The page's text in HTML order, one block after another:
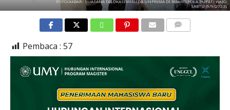
FOTO/AKBAR : SUASANA DILOKASI WISUDA UNPRIMA DI RUANG POLA BUPATI WAJO,
SABTU (9/9/2023).
Pembaca : 57